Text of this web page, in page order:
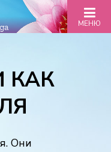
МЕНЮ
КАК
Они